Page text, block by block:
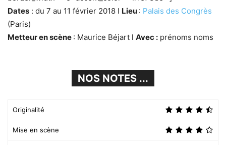
Dates : du 7 au 11 février 2018 l Lieu : Palais des Congrès
(Paris)
Metteur en scène : Maurice Béjart l Avec : prénoms noms
NOS NOTES ...
Originalité
Mise en scène